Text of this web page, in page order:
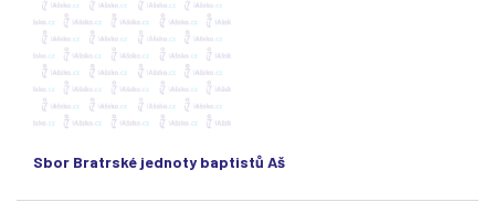
Sbor Bratrské jednoty baptistů Aš